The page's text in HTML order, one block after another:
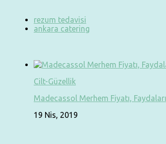
rezum tedavisi
ankara catering
Cilt-Güzellik
Madecassol Merhem Fiyatı,
19 Nis, 2019